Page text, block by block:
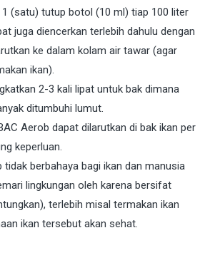
1 (satu) tutup botol (10 ml) tiap 100 liter
juga diencerkan terlebih dahulu dengan
ke dalam kolam air tawar (agar
ikan).
2-3 kali lipat untuk bak dimana
ditumbuhi lumut.
Aerob dapat dilarutkan di bak ikan per
keperluan.
tidak berbahaya bagi ikan dan manusia
lingkungan oleh karena bersifat
terlebih misal termakan ikan
ikan tersebut akan sehat.